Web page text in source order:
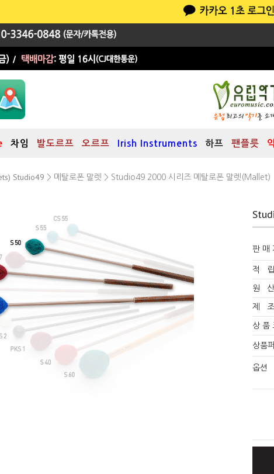
차임 발도르프 오르프 Irish Instruments 하프 팬플릇
Studio49 > 메탈로폰 말렛 > Studio49 2000 시리즈 메탈로폰 말렛(mallet)
판 매
적
원
제
상 품
상품
옵션